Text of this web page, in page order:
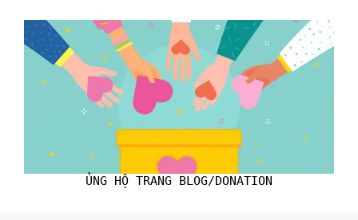
ỦNG HỘ TRANG BLOG/DONATION